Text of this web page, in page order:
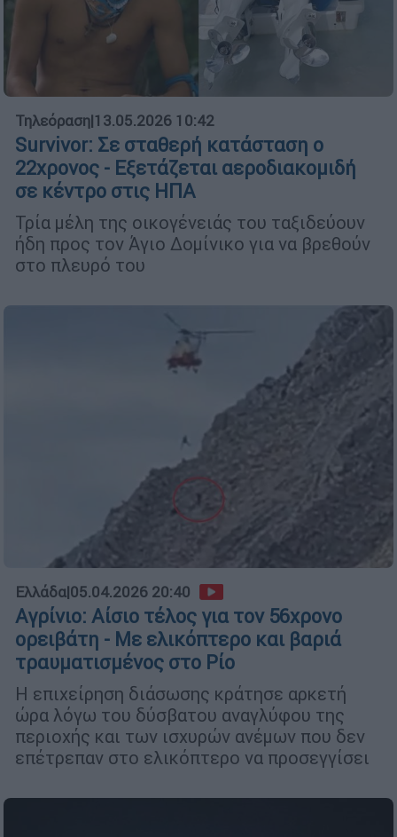
Τηλεόραση|13.05.2026 10:42
Survivor: Σε σταθερή κατάσταση ο
22χρονος - Εξετάζεται αεροδιακομιδή
σε κέντρο στις ΗΠΑ
Τρία μέλη της οικογένειάς του ταξιδεύουν
ήδη προς τον Άγιο Δομίνικο για να βρεθούν
στο πλευρό του
Ελλάδα|05.04.2026 20:40
Αγρίνιο: Αίσιο τέλος για τον 56χρονο
ορειβάτη - Με ελικόπτερο και βαριά
τραυματισμένος στο Ρίο
Η επιχείρηση διάσωσης κράτησε αρκετή
ώρα λόγω του δύσβατου αναγλύφου της
περιοχής και των ισχυρών ανέμων που δεν
επέτρεπαν στο ελικόπτερο να προσεγγίσει